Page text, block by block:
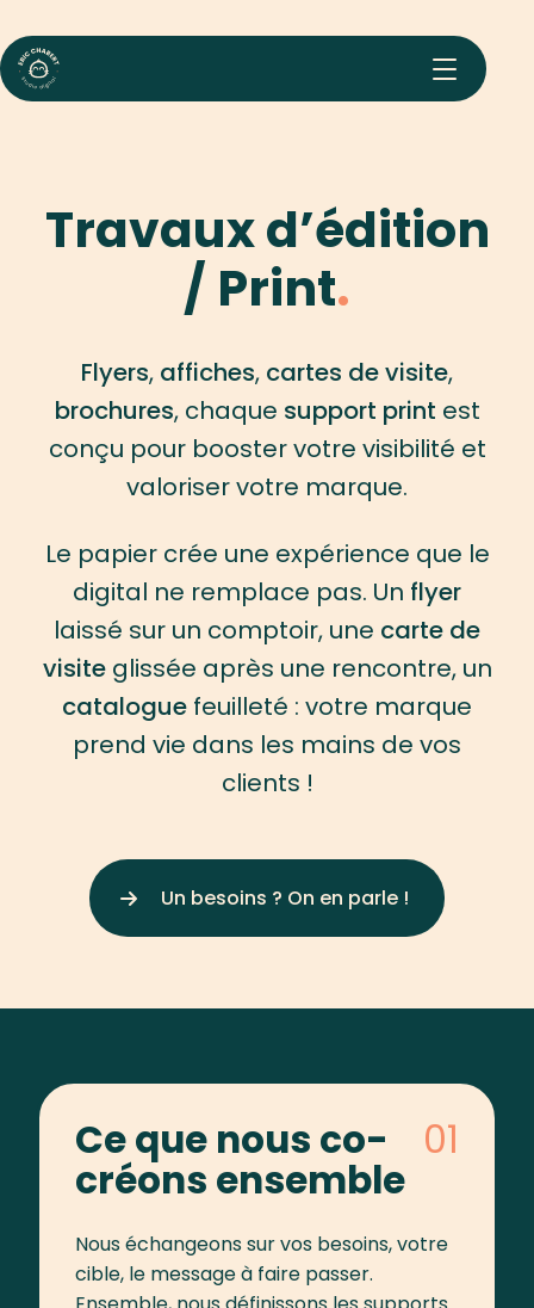
Eric Chabert : Création graphique &
Travaux d’édition
/ Print
Flyers, affiches, cartes de visite,
brochures, chaque support print est
conçu pour booster votre visibilité et
valoriser votre marque.
Le papier crée une expérience que le
digital ne remplace pas. Un flyer
laissé sur un comptoir, une carte de
visiteglissée après une rencontre, un
catalogue feuilleté : votre marque
prend vie dans les mains de vos
clients !
Un besoins ? On en parle !
Ce que nous co-
créons ensemble
Nous échangeons sur vos besoins, votre
cible, le message à faire passer.